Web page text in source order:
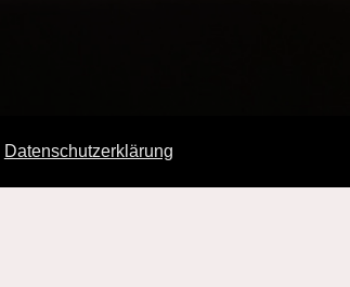
Datenschutzerklärung